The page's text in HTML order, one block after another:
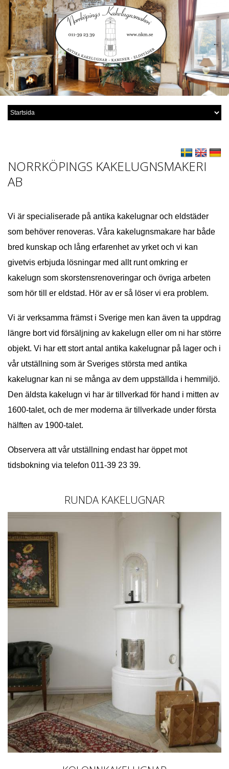
NORRKÖPINGS KAKELUGNSMAKERI
AB
Vi är specialiserade på antika kakelugnar och eldstäder
som behöver renoveras. Våra kakelugnsmakare har både
bred kunskap och lång erfarenhet av yrket och vi kan
givetvis erbjuda lösningar med allt runt omkring er
kakelugn som skorstensrenoveringar och övriga arbeten
som hör till er eldstad. Hör av er så löser vi era problem.
Vi är verksamma främst i Sverige men kan även ta uppdrag
längre bort vid försäljning av kakelugn eller om ni har större
objekt. Vi har ett stort antal antika kakelugnar på lager och i
vår utställning som är Sveriges största med antika
kakelugnar kan ni se många av dem uppställda i hemmiljö.
Den äldsta kakelugn vi har är tillverkad för hand i mitten av
1600-talet, och de mer moderna är tillverkade under första
hälften av 1900-talet.
Observera att vår utställning endast har öppet mot
tidsbokning via telefon 011-39 23 39.
RUNDA KAKELUGNAR